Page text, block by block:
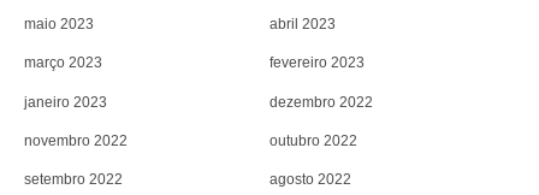
maio 2023 abril 2023
março 2023 fevereiro 2023
janeiro 2023 dezembro 2022
novembro 2022 outubro 2022
setembro 2022 agosto 2022